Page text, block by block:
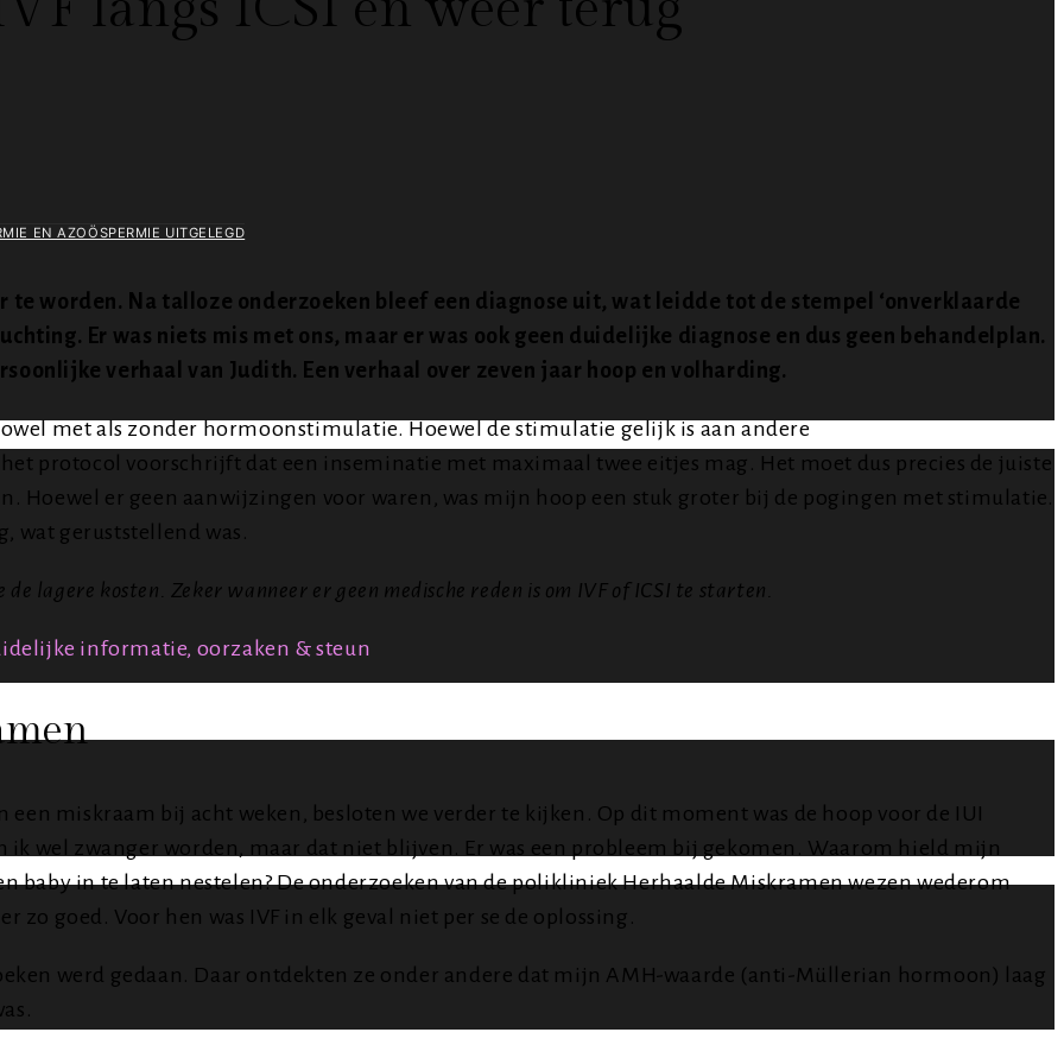
EN AZOÖSPERMIE UITGELEGD
te worden. Na talloze onderzoeken bleef een diagnose uit, wat leidde tot de stempel ‘onverklaarde
Er was niets mis met ons, maar er was ook geen duidelijke diagnose en dus geen behandelplan.
verhaal van Judith. Een verhaal over zeven jaar hoop en volharding.
met als zonder hormoonstimulatie. Hoewel de stimulatie gelijk is aan andere
protocol voorschrijft dat een inseminatie met maximaal twee eitjes mag. Het moet dus precies de juiste
Hoewel er geen aanwijzingen voor waren, was mijn hoop een stuk groter bij de pogingen met stimulatie.
wat geruststellend was.
lagere kosten. Zeker wanneer er geen medische reden is om IVF of ICSI te starten.
informatie, oorzaken & steun
miskraam bij acht weken, besloten we verder te kijken. Op dit moment was de hoop voor de IUI
wel zwanger worden, maar dat niet blijven. Er was een probleem bij gekomen. Waarom hield mijn
baby in te laten nestelen? De onderzoeken van de polikliniek Herhaalde Miskramen wezen wederom
goed. Voor hen was IVF in elk geval niet per se de oplossing.
werd gedaan. Daar ontdekten ze onder andere dat mijn AMH-waarde (anti-Müllerian hormoon) laag